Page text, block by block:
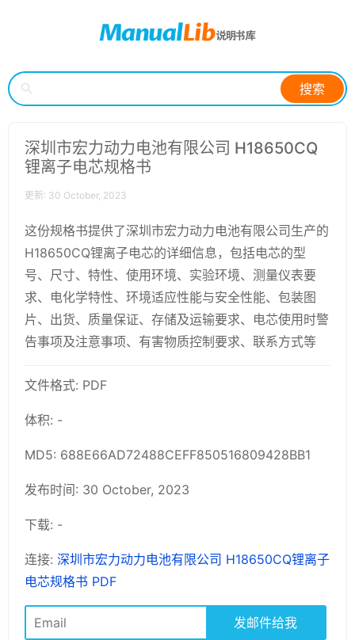
搜索
深圳市宏力动力电池有限公司 H18650CQ
锂离子电芯规格书
更新: 30 October, 2023
这份规格书提供了深圳市宏力动力电池有限公司生产的
H18650CQ锂离子电芯的详细信息，包括电芯的型
号、尺寸、特性、使用环境、实验环境、测量仪表要
求、电化学特性、环境适应性能与安全性能、包装图
片、出货、质量保证、存储及运输要求、电芯使用时警
告事项及注意事项、有害物质控制要求、联系方式等
文件格式: PDF
体积: -
MD5: 688E66AD72488CEFF850516809428BB1
发布时间: 30 October, 2023
下载: -
连接: 深圳市宏力动力电池有限公司 H18650CQ锂离子
电芯规格书 PDF
发邮件给我